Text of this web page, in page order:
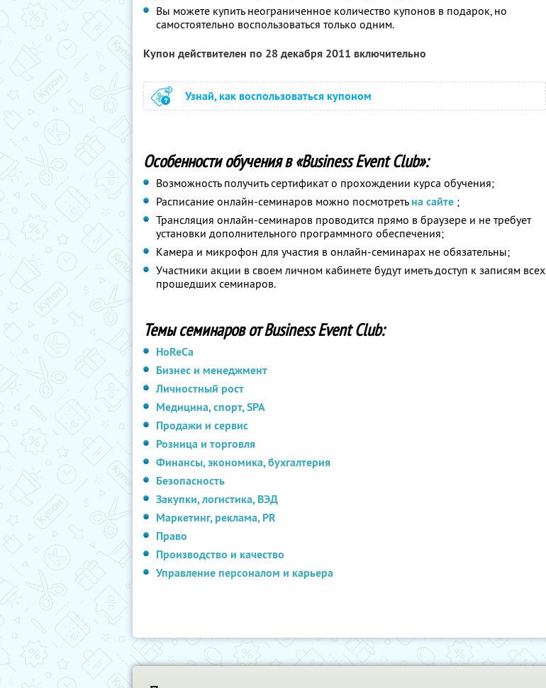
Вы можете купить неограниченное количество купонов в подарок, но
самостоятельно воспользоваться только одним.
Купон действителен по 28 декабря 2011 включительно
Узнай, как воспользоваться купоном
Особенности обучения в «Business Event Club»:
Возможность получить сертификат о прохождении курса обучения;
Расписание онлайн-семинаров можно посмотреть на сайте ;
Трансляция онлайн-семинаров проводится прямо в браузере и не требует
установки дополнительного программного обеспечения;
Камера и микрофон для участия в онлайн-семинарах не обязательны;
Участники акции в своем личном кабинете будут иметь доступ к записям всех
прошедших семинаров.
Темы семинаров от Business Event Club:
HoReCa
Бизнес и менеджмент
Личностный рост
Медицина, спорт, SPA
Продажи и сервис
Розница и торговля
Финансы, экономика, бухгалтерия
Безопасность
Закупки, логистика, ВЭД
Маркетинг, реклама, PR
Право
Производство и качество
Управление персоналом и карьера